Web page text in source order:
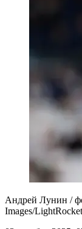
Андрей Лунин /
Images/